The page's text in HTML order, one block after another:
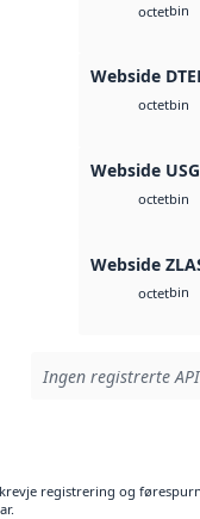
octetbin
Webside
octetbin
Webside
octetbin
Webside
octetbin
Ingen registrerte
registrering og